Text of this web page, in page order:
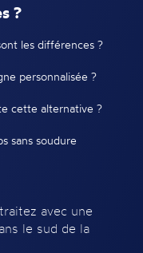
?
les différences ?
personnalisée ?
cette alternative ?
sans soudure
avec une
le sud de la